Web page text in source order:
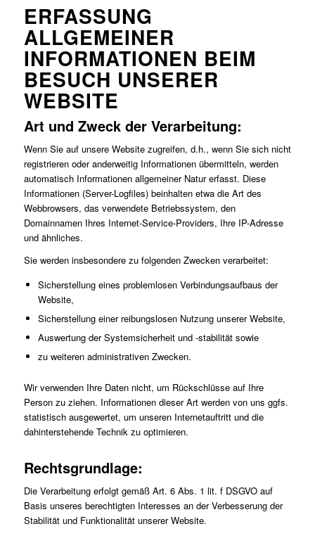
ERFASSUNG
ALLGEMEINER
INFORMATIONEN BEIM
BESUCH UNSERER
WEBSITE
Art und Zweck der Verarbeitung:
Wenn Sie auf unsere Website zugreifen, d.h., wenn Sie sich nicht
registrieren oder anderweitig Informationen übermitteln, werden
automatisch Informationen allgemeiner Natur erfasst. Diese
Informationen (Server-Logfiles) beinhalten etwa die Art des
Webbrowsers, das verwendete Betriebssystem, den
Domainnamen Ihres Internet-Service-Providers, Ihre IP-Adresse
und ähnliches.
Sie werden insbesondere zu folgenden Zwecken verarbeitet:
Sicherstellung eines problemlosen Verbindungsaufbaus der
Website,
Sicherstellung einer reibungslosen Nutzung unserer Website,
Auswertung der Systemsicherheit und -stabilität sowie
zu weiteren administrativen Zwecken.
Wir verwenden Ihre Daten nicht, um Rückschlüsse auf Ihre
Person zu ziehen. Informationen dieser Art werden von uns ggfs.
statistisch ausgewertet, um unseren Internetauftritt und die
dahinterstehende Technik zu optimieren.
Rechtsgrundlage:
Die Verarbeitung erfolgt gemäß Art. 6 Abs. 1 lit. f DSGVO auf
Basis unseres berechtigten Interesses an der Verbesserung der
Stabilität und Funktionalität unserer Website.